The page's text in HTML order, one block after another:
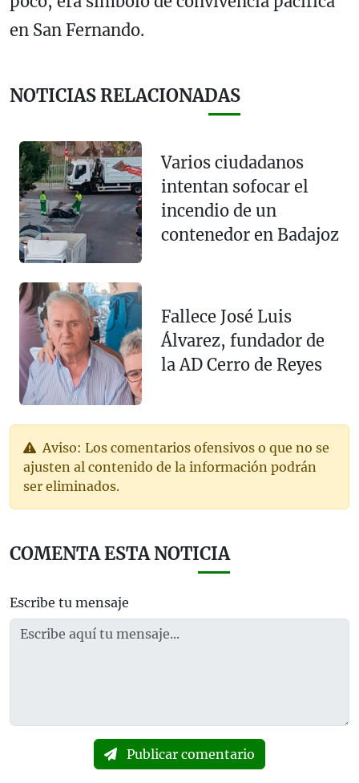
en San Fernando.
NOTICIAS RELACIONADAS
Varios ciudadanos
intentan sofocar el
incendio de un
contenedor en Badajoz
Fallece José Luis
Álvarez, fundador de
la AD Cerro de Reyes
Aviso: Los comentarios ofensivos o que no se
ajusten al contenido de la información podrán
ser eliminados.
COMENTA ESTA NOTICIA
Escribe tu mensaje
Publicar comentario